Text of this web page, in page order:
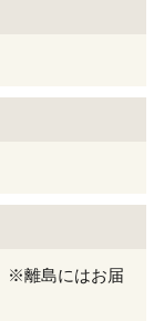
※離島にはお届